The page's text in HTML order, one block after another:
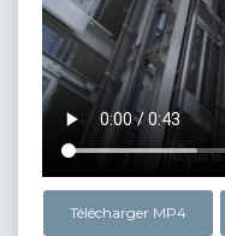
Télécharger MP4